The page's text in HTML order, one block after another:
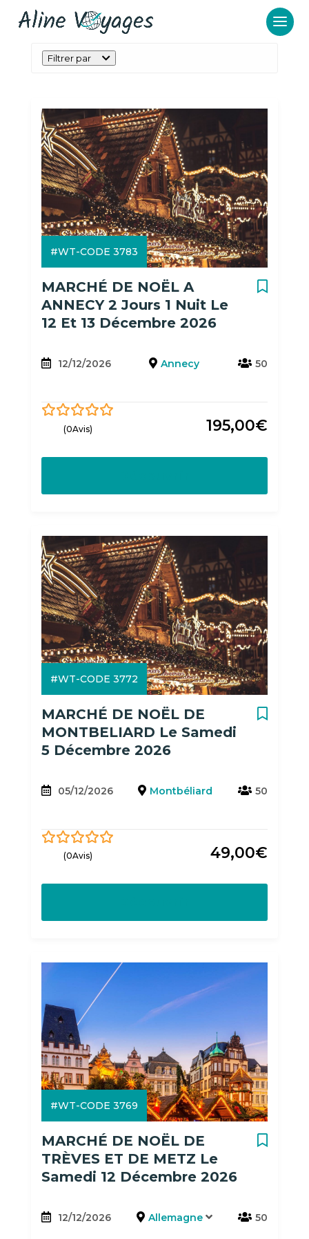
Filtrer par
#WT-CODE 3783
MARCHÉ DE NOËL A
ANNECY 2 Jours 1 Nuit Le
12 Et 13 Décembre 2026
12/12/2026 Annecy 50
195,00€
of
(0Avis)
#WT-CODE 3772
MARCHÉ DE NOËL DE
MONTBELIARD Le Samedi
5 Décembre 2026
05/12/2026 Montbéliard 50
49,00€
of
(0Avis)
#WT-CODE 3769
MARCHÉ DE NOËL DE
TRÈVES ET DE METZ Le
Samedi 12 Décembre 2026
12/12/2026 Allemagne 50